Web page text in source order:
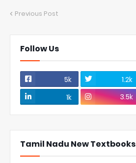
Previous Post
Follow Us
5k 1.2k
1k
3.5k
Tamil Nadu New Textbooks